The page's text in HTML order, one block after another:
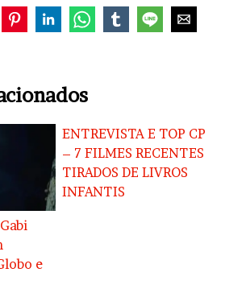
e
ENTREVISTA E TOP CP
– 7 FILMES RECENTES
TIRADOS DE LIVROS
INFANTIS